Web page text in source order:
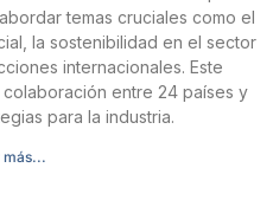
temas cruciales como el
la sostenibilidad en el sector
internacionales. Este
entre 24 países y
para la industria.
más...